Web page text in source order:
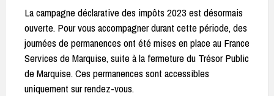
La campagne déclarative des impôts 2023 est désormais
ouverte. Pour vous accompagner durant cette période, des
journées de permanences ont été mises en place au France
Services de Marquise, suite à la fermeture du Trésor Public
de Marquise. Ces permanences sont accessibles
uniquement sur rendez-vous.